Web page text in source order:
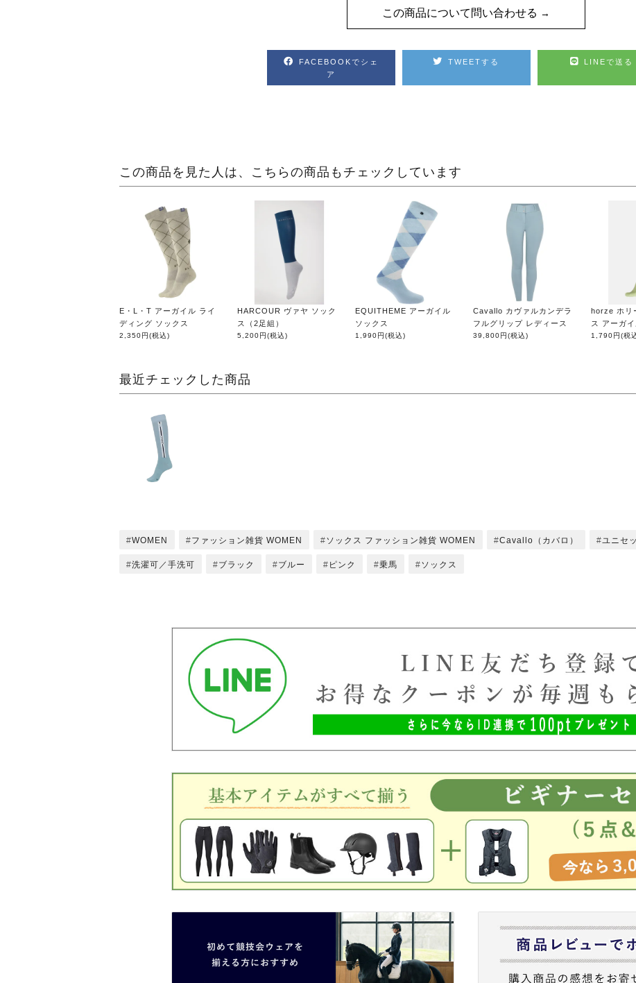
この商品について問い合わせる
FACEBOOKでシェ
ア
TWEETする LINEで送る
この商品を見た人は、こちらの商品もチェックしています
E・L・T アーガイル ライ
ディング ソックス
2,350円(税込)
HARCOUR ヴァヤ ソック
ス（2足組）
5,200円(税込)
EQUITHEME アーガイル
ソックス
1,990円(税込)
Cavallo カヴァルカンデラ
フルグリップ レディース
39,800円(税込)
horze ホリ
ス アーガ
1,790円(税
最近チェックした商品
WOMEN ファッション雑貨 WOMEN ソックス ファッション雑貨 WOMEN Cavallo（カバロ） ユニセ
洗濯可／手洗可 ブラック ブルー ピンク 乗馬 ソックス